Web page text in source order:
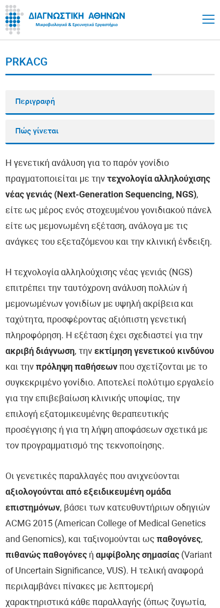
PRKACG
Περιγραφή
Πώς γίνεται
Η γενετική ανάλυση για το παρόν γονίδιο
πραγματοποιείται με τηντεχνολογία αλληλούχισης
νέας γενιάς (Next-Generation Sequencing, NGS),
είτε ως μέρος ενός στοχευμένου γονιδιακού πάνελ
είτε ως μεμονωμένη εξέταση, ανάλογα με τις
ανάγκες του εξεταζόμενου και την κλινική ένδειξη.
Η τεχνολογία αλληλούχισης νέας γενιάς (NGS)
επιτρέπει την ταυτόχρονη ανάλυση πολλών ή
μεμονωμένων γονιδίων με υψηλή ακρίβεια και
ταχύτητα, προσφέροντας αξιόπιστη γενετική
πληροφόρηση. Η εξέταση έχει σχεδιαστεί για την
ακριβή διάγνωση, τηνεκτίμηση γενετικού κινδύνου
και τηνπρόληψη παθήσεων που σχετίζονται με το
συγκεκριμένο γονίδιο. Αποτελεί πολύτιμο εργαλείο
για την επιβεβαίωση κλινικής υποψίας, την
επιλογή εξατομικευμένης θεραπευτικής
προσέγγισης ή για τη λήψη αποφάσεων σχετικά με
τον προγραμματισμό της τεκνοποίησης.
Οι γενετικές παραλλαγές που ανιχνεύονται
αξιολογούνται από εξειδικευμένη ομάδα
επιστημόνων, βάσει των κατευθυντήριων οδηγιών
ACMG 2015 (American College of Medical Genetics
and Genomics), και ταξινομούνται ωςπαθογόνες,
πιθανώς παθογόνες ήαμφίβολης σημασίας (Variant
of Uncertain Significance, VUS). Η τελική αναφορά
περιλαμβάνει πίνακες με λεπτομερή
χαρακτηριστικά κάθε παραλλαγής (όπως ζυγωτία,